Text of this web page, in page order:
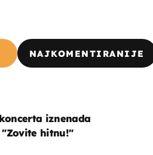
NAJKOMENTIRANIJE
iznenada
"Zovite hitnu!"